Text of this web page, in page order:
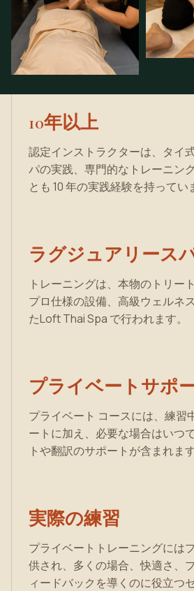
10年以上
認定インストラクターは、 タイ
パの実践、専門的なトレーニン
とも 10 年の実践経験を持ってい
ラグジュアリース
トレーニングは、本物のトリー
プロ仕様の設備、高級ウェルネ
たLoft Thai Spa で行われます。
プライベートサポ
プライベート コースには、練習
ートに加え、必要な場合はいつ
トや翻訳のサポートが含まれます
実際の練習
プライベートトレーニングには
供され、多くの場合、快適さ、
ィードバックを導くのに役立つ